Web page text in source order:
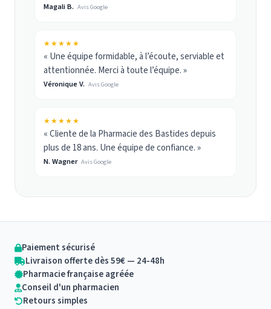
Magali B. Avis Google
★★★★★
« Une équipe formidable, à l’écoute, serviable et
attentionnée. Merci à toute l’équipe. »
Véronique V. Avis Google
★★★★★
« Cliente de la Pharmacie des Bastides depuis
plus de 18 ans. Une équipe de confiance. »
N. Wagner Avis Google
Paiement sécurisé
Livraison offerte dès 59€ — 24-48h
Pharmacie française agréée
Conseil d'un pharmacien
Retours simples